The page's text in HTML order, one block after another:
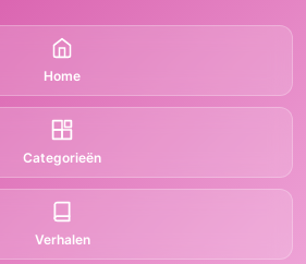
Home
Categorieën
Verhalen